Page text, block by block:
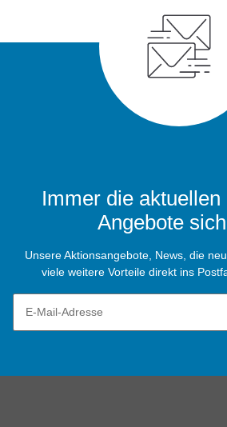
Immer die aktuellen
Angebote
Unsere Aktionsangebote, News, die
viele weitere Vorteile direkt ins